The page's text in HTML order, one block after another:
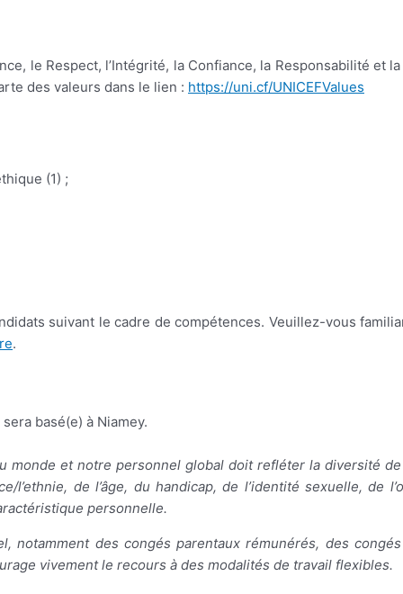
le Respect, l’Intégrité, la Confiance, la Responsabilité et
des valeurs dans le lien : https://uni.cf/UNICEFValues
(1) ;
suivant le cadre de compétences. Veuillez-vous
.
basé(e) à Niamey.
et notre personnel global doit refléter la diversité de
de l’âge, du handicap, de l’identité sexuelle, de
personnelle.
notamment des congés parentaux rémunérés, des
vivement le recours à des modalités de travail flexibles.